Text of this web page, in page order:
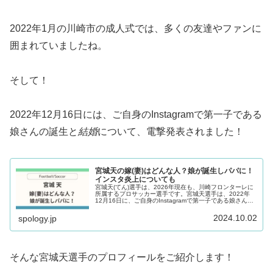
2022年1月の川崎市の成人式では、多くの友達やファンに
囲まれていましたね。
そして！
2022年12月16日には、ご自身のInstagramで第一子である
娘さんの誕生と結婚について、電撃発表されました！
宮城天の嫁(妻)はどんな人？娘が誕生しパパに！
インスタ炎上についても
宮城天(てん)選手は、2026年現在も、川崎フロンターレに
所属するプロサッカー選手です。宮城天選手は、2022年
12月16日に、ご自身のInstagramで第一子である娘さんの
spology.jp 2024.10.02
そんな宮城天選手のプロフィールをご紹介します！